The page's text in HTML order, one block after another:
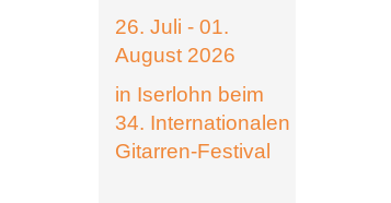
26. Juli - 01.
August 2026
in Iserlohn beim
34. Internationalen
Gitarren-Festival